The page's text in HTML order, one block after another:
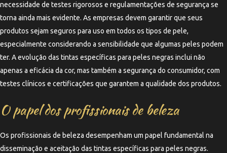
necessidade de testes rigorosos e regulamentações de segurança se
torna ainda mais evidente. As empresas devem garantir que seus
produtos sejam seguros para uso em todos os tipos de pele,
especialmente considerando a sensibilidade que algumas peles podem
ter. A evolução das tintas específicas para peles negras inclui não
apenas a eficácia da cor, mas também a segurança do consumidor, com
testes clínicos e certificações que garantem a qualidade dos produtos.
O papel dos profissionais de beleza
Os profissionais de beleza desempenham um papel fundamental na
disseminação e aceitação das tintas específicas para peles negras.